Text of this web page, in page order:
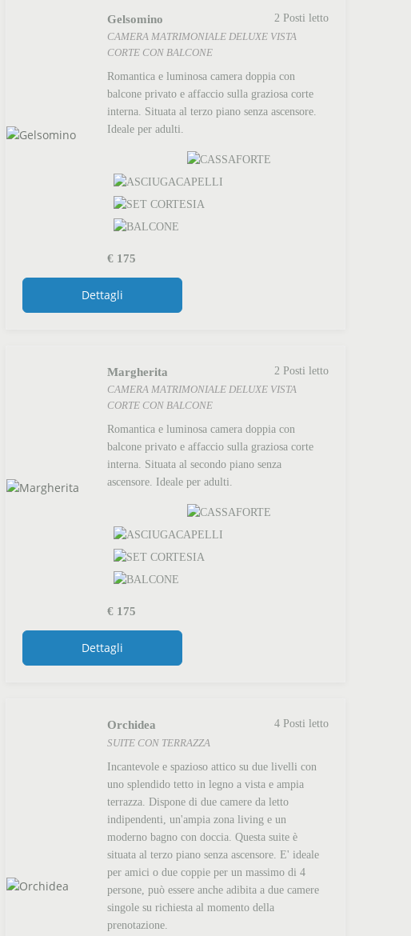
Gelsomino 2 Posti letto
CAMERA MATRIMONIALE DELUXE VISTA
CORTE CON BALCONE
Romantica e luminosa camera doppia con
balcone privato e affaccio sulla graziosa corte
interna. Situata al terzo piano senza ascensore.
Ideale per adulti.
€ 175
Dettagli
Margherita 2 Posti letto
CAMERA MATRIMONIALE DELUXE VISTA
CORTE CON BALCONE
Romantica e luminosa camera doppia con
balcone privato e affaccio sulla graziosa corte
interna. Situata al secondo piano senza
ascensore. Ideale per adulti.
€ 175
Dettagli
Orchidea 4 Posti letto
SUITE CON TERRAZZA
Incantevole e spazioso attico su due livelli con
uno splendido tetto in legno a vista e ampia
terrazza. Dispone di due camere da letto
indipendenti, un'ampia zona living e un
moderno bagno con doccia. Questa suite è
situata al terzo piano senza ascensore. E' ideale
per amici o due coppie per un massimo di 4
persone, può essere anche adibita a due camere
singole su richiesta al momento della
prenotazione.